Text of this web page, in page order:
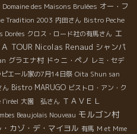
Domaine des Maisons Brulées オー・フ
Tradition 2003 内田さん Bistro Peche
Dorées クロス・ロード社の有馬さん エ
TOUR Nicolas Renaud シャンパ
グラエナ村 ドゥニ・ペノ レミ・セデ
ピエール家の7月14日祭 Oita Shun san
ん Bistro MARUGO ビストロ・アン・ク
l'iréel 大園 弘さん ＴＡＶＥＬ
Beaujolais Nouveau モルゴン村
・カゾ・デ・マイヨル 有馬 M et Mme